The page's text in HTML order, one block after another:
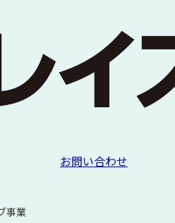
事業
お問い合わせ